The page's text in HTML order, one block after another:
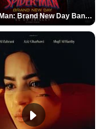
Spider-Man: Brand New Day Bande-annonce VO STFR